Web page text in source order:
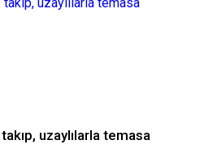
uzaylılarla temasa